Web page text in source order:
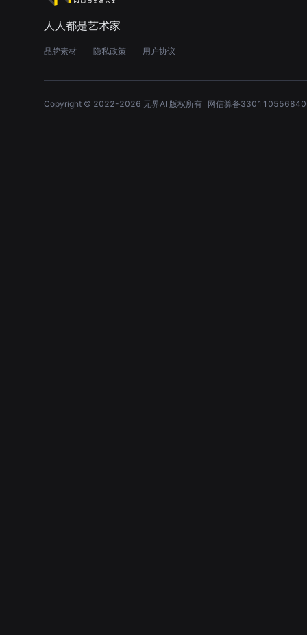
人人都是艺术家
品牌素材 隐私政策 用户协议
Copyright © 2022-2026 无界AI 版权所有 网信算备